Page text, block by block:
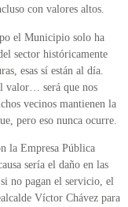
con valores altos.
el Municipio solo ha
sector históricamente
esas sí están al día.
valor… será que nos
vecinos mantienen la
pero eso nunca ocurre.
la Empresa Pública
sería el daño en las
no pagan el servicio, el
Víctor Chávez para